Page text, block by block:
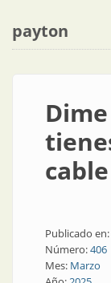
payton
Publicado en:
Número:406
Mes: Marzo